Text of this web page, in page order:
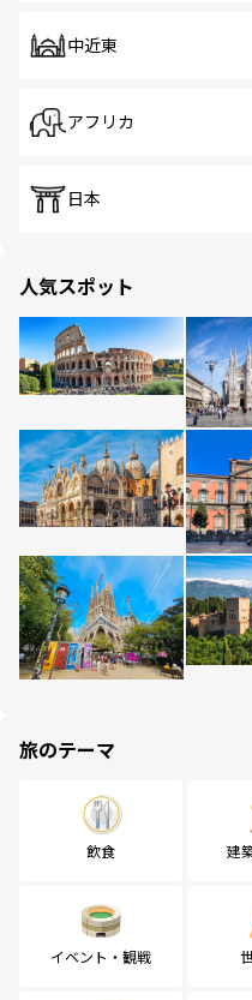
中近東
アフリカ
日本
人気スポット
旅のテーマ
飲食 建
イベント・観戦